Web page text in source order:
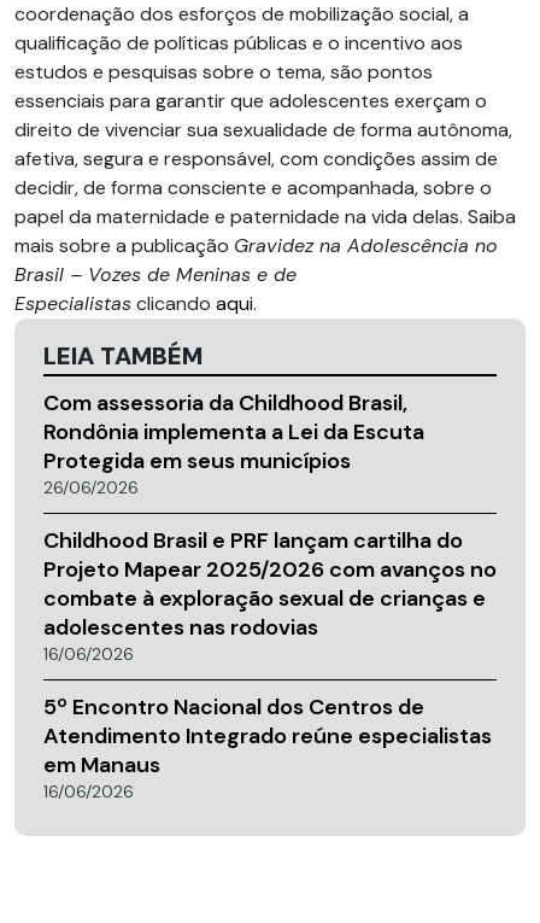
coordenação dos esforços de mobilização social, a
qualificação de políticas públicas e o incentivo aos
estudos e pesquisas sobre o tema, são pontos
essenciais para garantir que adolescentes exerçam o
direito de vivenciar sua sexualidade de forma autônoma,
afetiva, segura e responsável, com condições assim de
decidir, de forma consciente e acompanhada, sobre o
papel da maternidade e paternidade na vida delas. Saiba
mais sobre a publicação Gravidez na Adolescência no
Brasil – Vozes de Meninas e de
Especialistasclicando aqui.
LEIA TAMBÉM
Com assessoria da Childhood Brasil,
Rondônia implementa a Lei da Escuta
Protegida em seus municípios
26/06/2026
Childhood Brasil e PRF lançam cartilha do
Projeto Mapear 2025/2026 com avanços no
combate à exploração sexual de crianças e
adolescentes nas rodovias
16/06/2026
5º Encontro Nacional dos Centros de
Atendimento Integrado reúne especialistas
em Manaus
16/06/2026